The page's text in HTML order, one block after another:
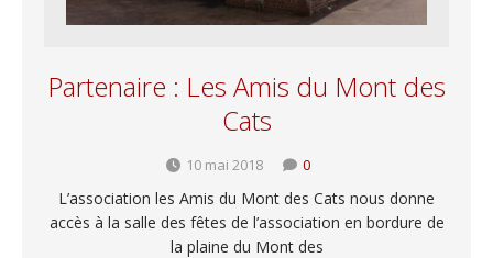
Partenaire : Les Amis du Mont des
Cats
10 mai 2018 0
L’association les Amis du Mont des Cats nous donne
accès à la salle des fêtes de l’association en bordure de
la plaine du Mont des